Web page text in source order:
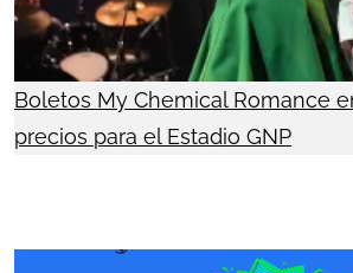
Boletos My Chemical Romance
precios para el Estadio GNP